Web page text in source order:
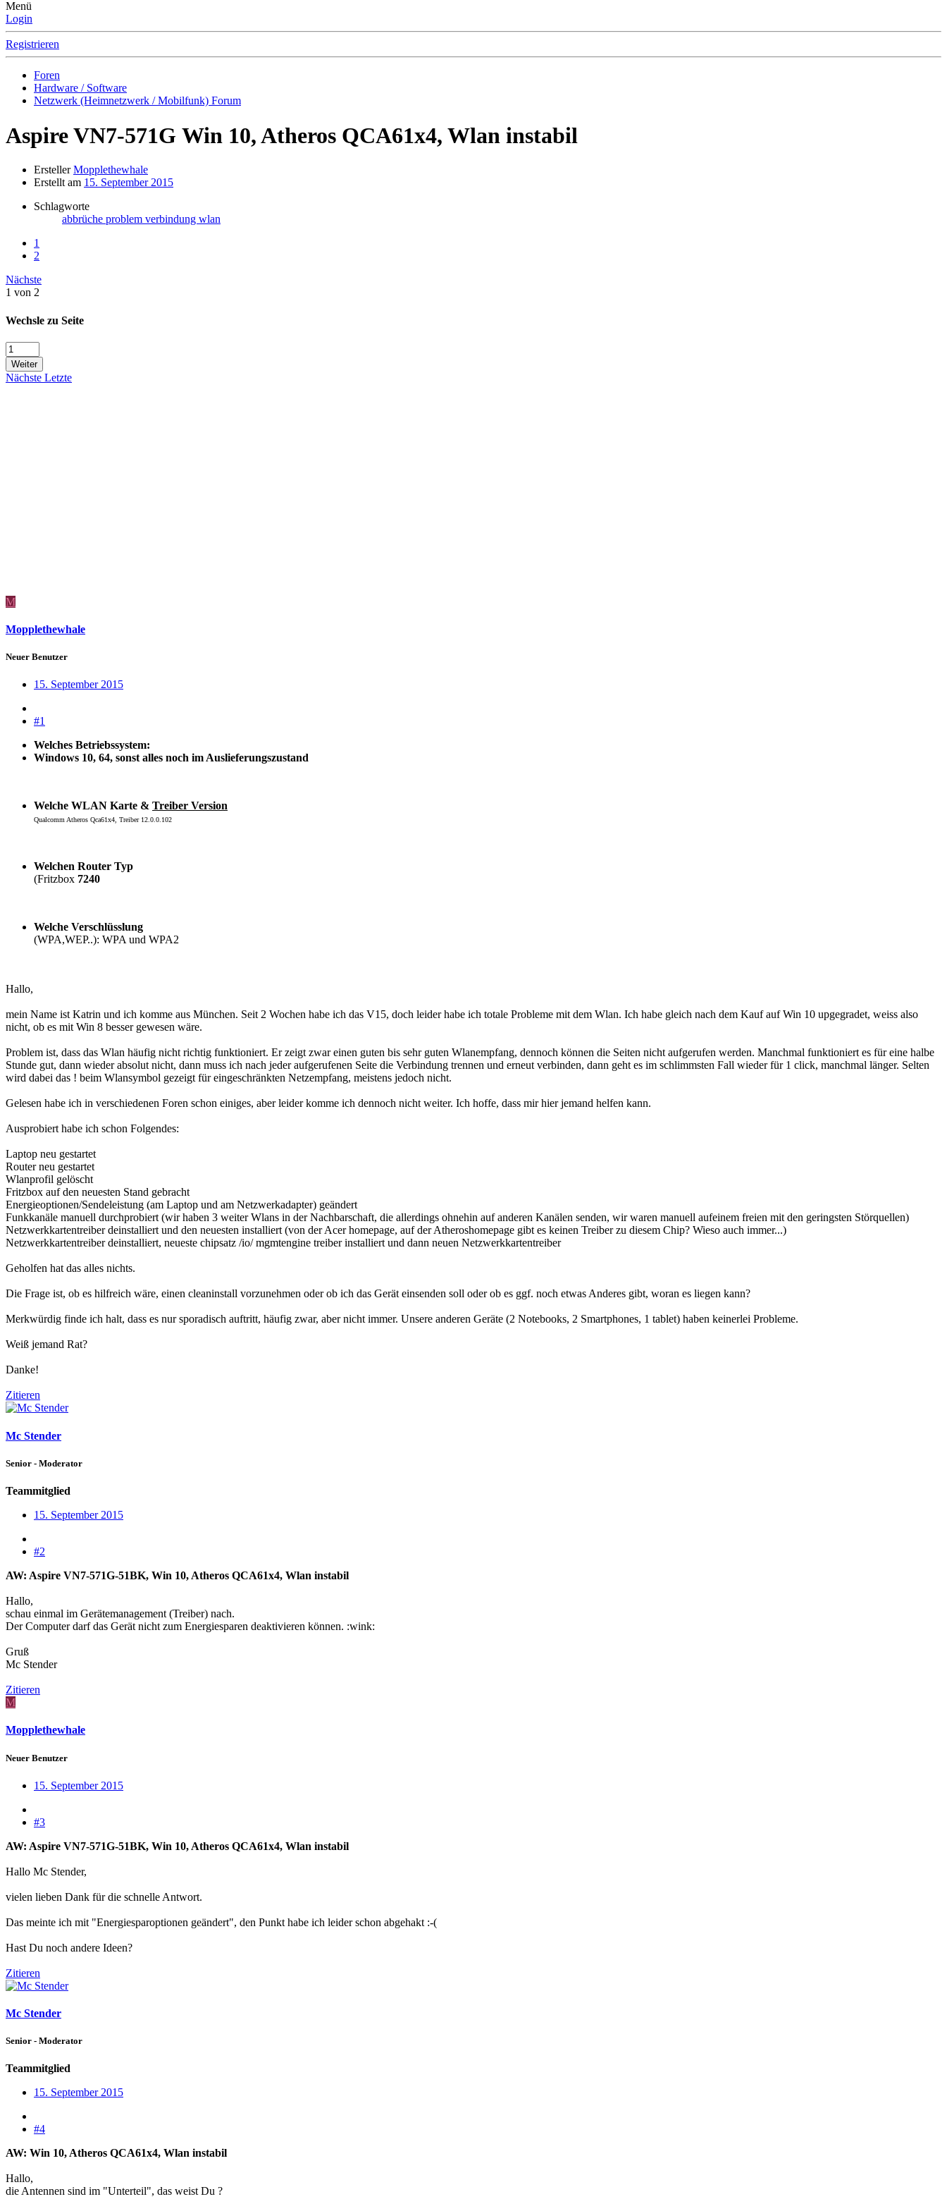
Menü
Login
Registrieren
Foren
Hardware / Software
Netzwerk (Heimnetzwerk / Mobilfunk) Forum
Aspire VN7-571G Win 10, Atheros QCA61x4, Wlan instabil
Ersteller Mopplethewhale
Erstellt am 15. September 2015
Schlagworte
abbrüche problem verbindung wlan
1
2
Nächste
1 von 2
Wechsle zu Seite
Weiter
Nächste Letzte
M
Mopplethewhale
Neuer Benutzer
15. September 2015
#1
Welches Betriebssystem:
Windows 10, 64, sonst alles noch im Auslieferungszustand
Welche WLAN Karte & Treiber Version
Qualcomm Atheros Qca61x4, Treiber 12.0.0.102
Welchen Router Typ
(Fritzbox 7240
Welche Verschlüsslung
(WPA,WEP..): WPA und WPA2
Hallo,
mein Name ist Katrin und ich komme aus München. Seit 2 Wochen habe ich das V15, doch leider habe ich totale Probleme mit dem Wlan. Ich habe gleich nach dem Kauf auf Win 10 upgegradet, weiss also
nicht, ob es mit Win 8 besser gewesen wäre.
Problem ist, dass das Wlan häufig nicht richtig funktioniert. Er zeigt zwar einen guten bis sehr guten Wlanempfang, dennoch können die Seiten nicht aufgerufen werden. Manchmal funktioniert es für eine halbe
Stunde gut, dann wieder absolut nicht, dann muss ich nach jeder aufgerufenen Seite die Verbindung trennen und erneut verbinden, dann geht es im schlimmsten Fall wieder für 1 click, manchmal länger. Selten
wird dabei das ! beim Wlansymbol gezeigt für eingeschränkten Netzempfang, meistens jedoch nicht.
Gelesen habe ich in verschiedenen Foren schon einiges, aber leider komme ich dennoch nicht weiter. Ich hoffe, dass mir hier jemand helfen kann.
Ausprobiert habe ich schon Folgendes:
Laptop neu gestartet
Router neu gestartet
Wlanprofil gelöscht
Fritzbox auf den neuesten Stand gebracht
Energieoptionen/Sendeleistung (am Laptop und am Netzwerkadapter) geändert
Funkkanäle manuell durchprobiert (wir haben 3 weiter Wlans in der Nachbarschaft, die allerdings ohnehin auf anderen Kanälen senden, wir waren manuell aufeinem freien mit den geringsten Störquellen)
Netzwerkkartentreiber deinstalliert und den neuesten installiert (von der Acer homepage, auf der Atheroshomepage gibt es keinen Treiber zu diesem Chip? Wieso auch immer...)
Netzwerkkartentreiber deinstalliert, neueste chipsatz /io/ mgmtengine treiber installiert und dann neuen Netzwerkkartentreiber
Geholfen hat das alles nichts.
Die Frage ist, ob es hilfreich wäre, einen cleaninstall vorzunehmen oder ob ich das Gerät einsenden soll oder ob es ggf. noch etwas Anderes gibt, woran es liegen kann?
Merkwürdig finde ich halt, dass es nur sporadisch auftritt, häufig zwar, aber nicht immer. Unsere anderen Geräte (2 Notebooks, 2 Smartphones, 1 tablet) haben keinerlei Probleme.
Weiß jemand Rat?
Danke!
Zitieren
Mc Stender
Senior - Moderator
Teammitglied
15. September 2015
#2
AW: Aspire VN7-571G-51BK, Win 10, Atheros QCA61x4, Wlan instabil
Hallo,
schau einmal im Gerätemanagement (Treiber) nach.
Der Computer darf das Gerät nicht zum Energiesparen deaktivieren können. :wink:
Gruß
Mc Stender
Zitieren
M
Mopplethewhale
Neuer Benutzer
15. September 2015
#3
AW: Aspire VN7-571G-51BK, Win 10, Atheros QCA61x4, Wlan instabil
Hallo Mc Stender,
vielen lieben Dank für die schnelle Antwort.
Das meinte ich mit "Energiesparoptionen geändert", den Punkt habe ich leider schon abgehakt :-(
Hast Du noch andere Ideen?
Zitieren
Mc Stender
Senior - Moderator
Teammitglied
15. September 2015
#4
AW: Win 10, Atheros QCA61x4, Wlan instabil
Hallo,
die Antennen sind im "Unterteil", das weist Du ?